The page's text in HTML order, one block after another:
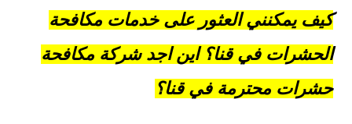
العثور على خدمات مكافحة
في قنا؟ اين اجد شركة مكافحة
محترمة في قنا؟